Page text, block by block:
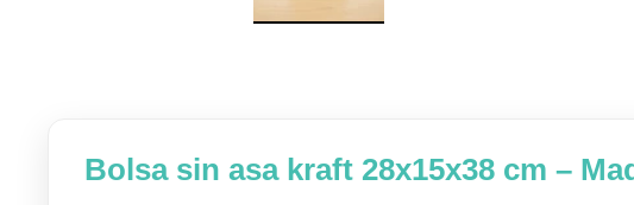
Bolsa sin asa kraft 28x15x38 cm –